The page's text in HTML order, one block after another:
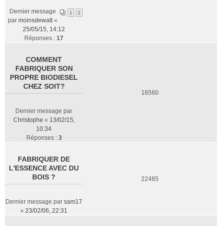
1 2
Dernier message
par moinsdewatt«
25/05/15, 14:12
Réponses : 17
COMMENT
FABRIQUER SON
PROPRE BIODIESEL
CHEZ SOIT?
Dernier message par
Christophe « 13/02/15,
10:34
Réponses : 3
16560
FABRIQUER DE
L'ESSENCE AVEC DU
BOIS ?
Dernier message par sam17
« 23/02/06, 22:31
22485